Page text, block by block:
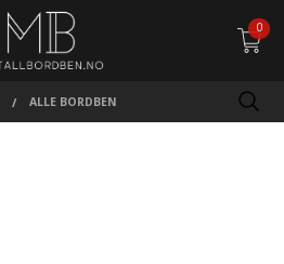
0
ALLE BORDBEN